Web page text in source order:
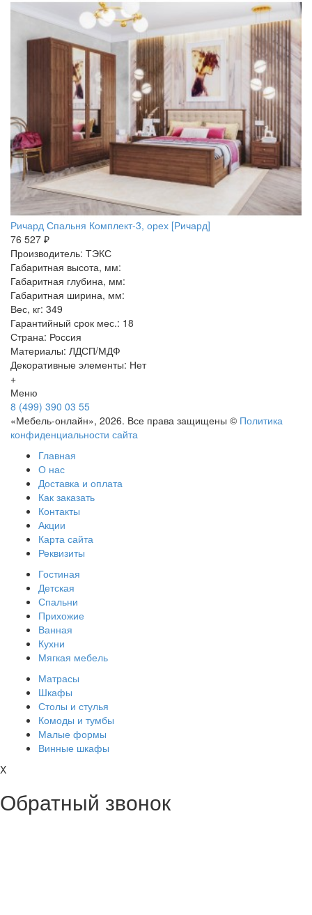
Ричард Спальня Комплект-3, орех [Ричард]
76 527 ₽
Производитель: ТЭКС
Габаритная высота, мм:
Габаритная глубина, мм:
Габаритная ширина, мм:
Вес, кг: 349
Гарантийный срок мес.: 18
Страна: Россия
Материалы: ЛДСП/МДФ
Декоративные элементы: Нет
+
Меню
8 (499) 390 03 55
«Мебель-онлайн», 2026. Все права защищены © Политика
конфиденциальности сайта
Главная
О нас
Доставка и оплата
Как заказать
Контакты
Акции
Карта сайта
Реквизиты
Гостиная
Детская
Спальни
Прихожие
Ванная
Кухни
Мягкая мебель
Матрасы
Шкафы
Столы и стулья
Комоды и тумбы
Малые формы
Винные шкафы
X
Обратный звонок